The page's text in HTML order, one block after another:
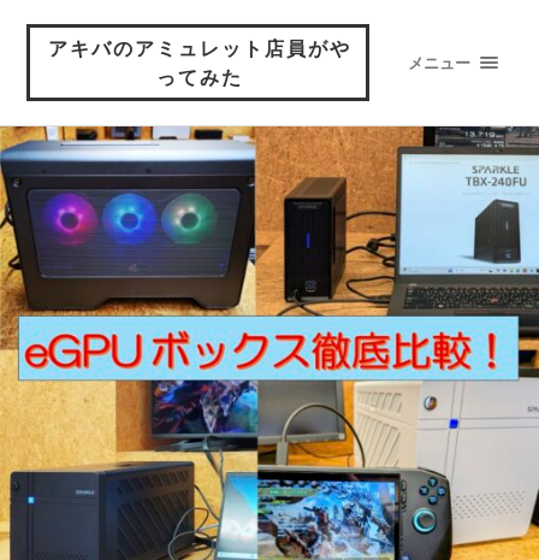
アキバのアミュレット店員がや
ってみた
メニュー